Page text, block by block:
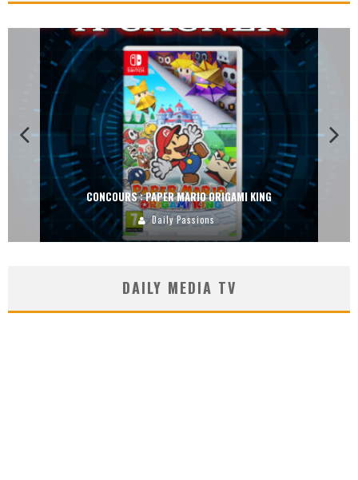
CONCOURS : DREAMS SUR PS4
Carlos Mühlig
DAILY MEDIA TV